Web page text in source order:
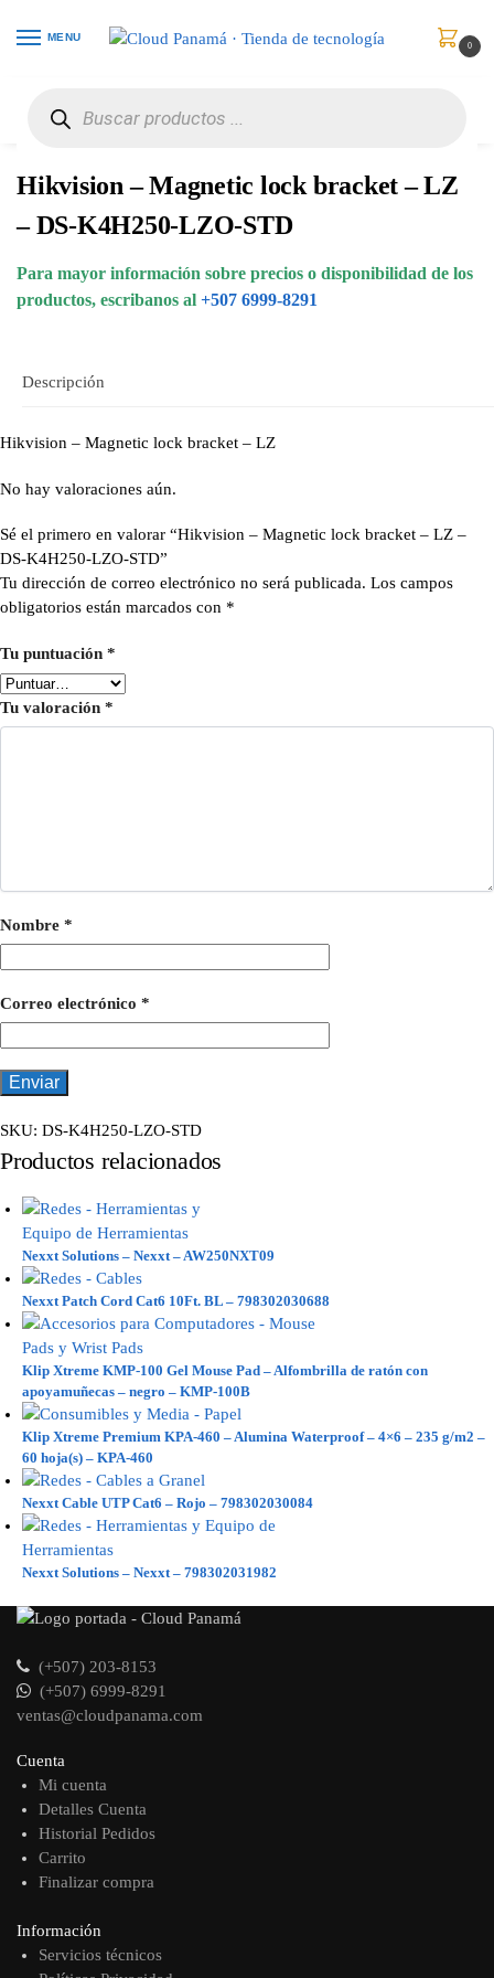
MENU
0
Hikvision – Magnetic lock bracket – LZ
– DS-K4H250-LZO-STD
Para mayor información sobre precios o disponibilidad de los
productos, escribanos al +507 6999-8291
Descripción
Hikvision – Magnetic lock bracket – LZ
No hay valoraciones aún.
Sé el primero en valorar “Hikvision – Magnetic lock bracket – LZ –
DS-K4H250-LZO-STD”
Tu dirección de correo electrónico no será publicada. Los campos
obligatorios están marcados con *
Tu puntuación *
Tu valoración *
Nombre *
Correo electrónico *
SKU: DS-K4H250-LZO-STD
Productos relacionados
Nexxt Solutions – Nexxt – AW250NXT09
Nexxt Patch Cord Cat6 10Ft. BL – 798302030688
Klip Xtreme KMP-100 Gel Mouse Pad – Alfombrilla de ratón con
apoyamuñecas – negro – KMP-100B
Klip Xtreme Premium KPA-460 – Alumina Waterproof – 4×6 – 235 g/m2 –
60 hoja(s) – KPA-460
Nexxt Cable UTP Cat6 – Rojo – 798302030084
Nexxt Solutions – Nexxt – 798302031982
(+507) 203-8153
(+507) 6999-8291
ventas@cloudpanama.com
Cuenta
Mi cuenta
Detalles Cuenta
Historial Pedidos
Carrito
Finalizar compra
Información
Servicios técnicos